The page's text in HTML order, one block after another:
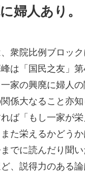
婦人あり。
衆院比例ブロック
は「国民之友」
一家の興廃に婦人
係大なること亦
ば「もし一家が
た栄えるかどう
でに読んだり聞
、説得力のある